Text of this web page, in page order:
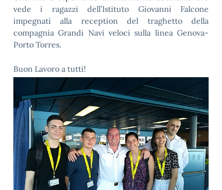
vede i ragazzi dell’Istituto Giovanni Falcone
impegnati alla reception del traghetto della
compagnia Grandi Navi veloci sulla linea Genova-
Porto Torres.
Buon Lavoro a tutti!